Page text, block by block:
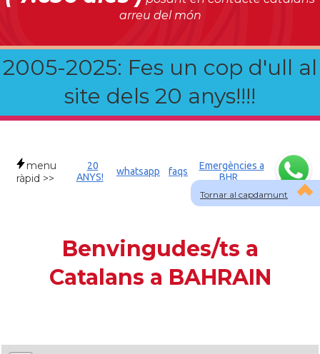
arreu del món
2005-2025: Fes un cop d'ull al
site dels 20 anys!!!!
Tornar al capdamunt
menu
ràpid >>
20
ANYS!
whatsapp faqs
Emergències a
BHR
Benvingudes/ts a
Catalans a BAHRAIN